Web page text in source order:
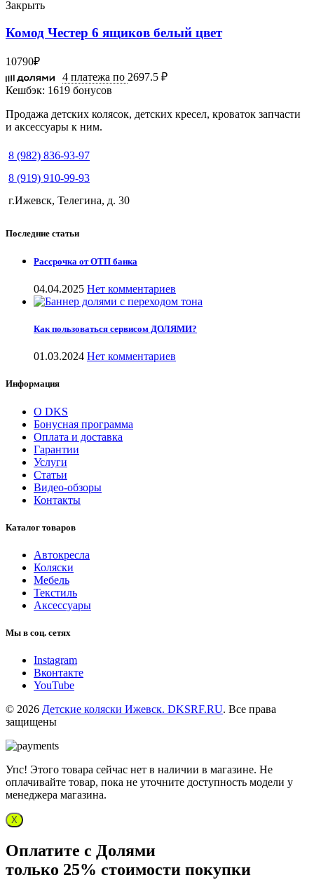
Закрыть
Комод Честер 6 ящиков белый цвет
10790₽
4 платежа по 2697.5 ₽
Кешбэк: 1619 бонусов
Продажа детских колясок, детских кресел, кроваток запчасти
и аксессуары к ним.
8 (982) 836-93-97
8 (919) 910-99-93
г.Ижевск, Телегина, д. 30
Последние статьи
Рассрочка от ОТП банка
04.04.2025 Нет комментариев
Как пользоваться сервисом ДОЛЯМИ?
01.03.2024 Нет комментариев
Информация
О DKS
Бонусная программа
Оплата и доставка
Гарантии
Услуги
Статьи
Видео-обзоры
Контакты
Каталог товаров
Автокресла
Коляски
Мебель
Текстиль
Аксессуары
Мы в соц. сетях
Instagram
Вконтакте
YouTube
© 2026 Детские коляски Ижевск. DKSRF.RU. Все права
защищены
Упс! Этого товара сейчас нет в наличии в магазине. Не
оплачивайте товар, пока не уточните доступность модели у
менеджера магазина.
X
Оплатите с Долями
только 25% стоимости покупки